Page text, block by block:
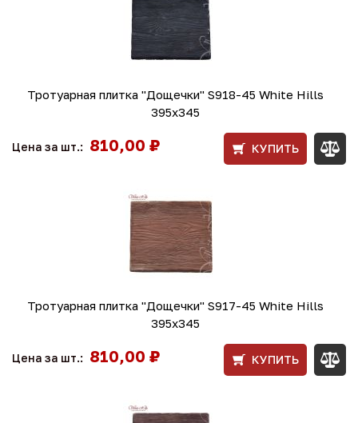
Тротуарная плитка "Дощечки" S918-45 White Hills
395х345
Цена за шт.: 810,00 ₽ КУПИТЬ
Тротуарная плитка "Дощечки" S917-45 White Hills
395х345
Цена за шт.: 810,00 ₽ КУПИТЬ